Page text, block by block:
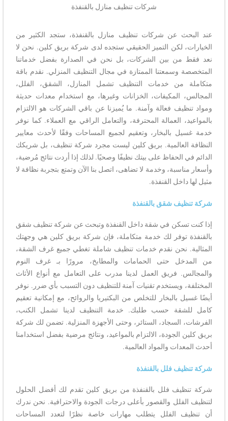
شركات تنظيف منازل بالقنفذة
عند البحث عن شركات تنظيف منازل بالقنفذة، ستجد الكثير من
الخيارات، لكن التميز الحقيقي ستجده لدى شركة بريق كلين. نحن لا
نعد فقط من بين الشركات، بل نحن في الصدارة بفضل خدماتنا
المتخصصة وسمعتنا الممتازة في مجال التنظيف المنزلي. نقدم باقة
متكاملة من خدمات التنظيف تشمل المنازل، الشقق، الفلل،
المجالس، المكيفات، الخزانات وغيرها، مع استخدام معدات حديثة
ومواد تنظيف فعالة وآمنة. ما يُميزنا عن باقي الشركات هو الالتزام
بالمواعيد، العمالة المحترفة، والتعامل الراقي مع العملاء. كما نوفر
خدمة غسيل بالبخار، وتعقيم لجميع المساحات وفقًا لأحدث معايير
النظافة العالمية. بريق كلين ليست مجرد شركة تنظيف، بل شريكك
الدائم في الحفاظ على بيتك نظيفًا وصحيًا. لذلك إذا أردت نتائج مُرضية،
وأسعار مناسبة، وخدمة لا تضاهى، اتصل بنا الآن وتمتع بتجربة نظافة لا
مثيل لها داخل القنفذة.
شركة تنظيف شقق بالقنفذة
إذا كنت تسكن في شقة داخل القنفذة وتبحث عن شركة تنظيف شقق
بالقنفذة توفر لك خدمة متكاملة، فإن شركة بريق كلين هي وجهتك
المثالية. نحن نقدم خدمات تنظيف شاملة تغطي جميع غرف الشقة،
من المدخل حتى الحمامات والمطابخ، مرورًا بـ غرف النوم
والمجالس. فريق العمل لدينا مدرب على التعامل مع أنواع الأثاث
المختلفة، ويستخدم تقنيات آمنة للتنظيف دون التسبب بأي ضرر. نوفر
أيضًا غسيل بالبخار للتخلص من البكتيريا والروائح، مع إمكانية تعقيم
كامل للشقة حسب طلبك. خدمة التنظيف لدينا تشمل الكنب،
الفرشات، السجاد، الستائر، وحتى الأجهزة المنزلية. تضمن لك شركة
بريق كلين الجودة، الالتزام بالمواعيد، ونتائج مرضية بفضل استخدامنا
أحدث المعدات والمواد العالمية.
شركة تنظيف فلل بالقنفذة
شركة تنظيف فلل بالقنفذة من بريق كلين تقدم لك أفضل الحلول
لتنظيف الفلل والقصور بأعلى درجات الجودة والاحترافية. نحن ندرك
أن تنظيف الفلل يتطلب مهارات خاصة نظرًا لتعدد المساحات